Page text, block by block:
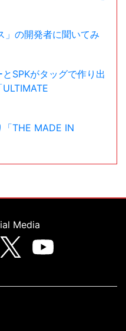
」の開発者に聞いてみ
SPKがタッグで作り出
「THE MADE IN
Media